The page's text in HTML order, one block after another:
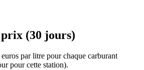
(30 jours)
par litre pour chaque carburant
pour cette station).